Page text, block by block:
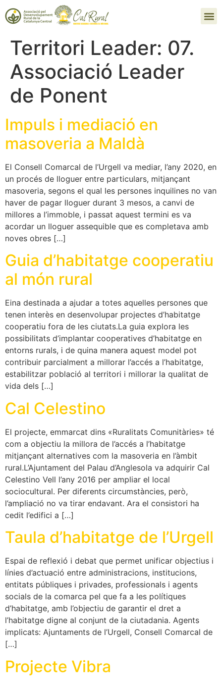
Territori Leader: 07.
Associació Leader
de Ponent
Impuls i mediació en
masoveria a Maldà
El Consell Comarcal de l’Urgell va mediar, l’any 2020, en
un procés de lloguer entre particulars, mitjançant
masoveria, segons el qual les persones inquilines no van
haver de pagar lloguer durant 3 mesos, a canvi de
millores a l’immoble, i passat aquest termini es va
acordar un lloguer assequible que es completava amb
noves obres […]
Guia d’habitatge cooperatiu
al món rural
Eina destinada a ajudar a totes aquelles persones que
tenen interès en desenvolupar projectes d’habitatge
cooperatiu fora de les ciutats.La guia explora les
possibilitats d’implantar cooperatives d’habitatge en
entorns rurals, i de quina manera aquest model pot
contribuir parcialment a millorar l’accés a l’habitatge,
estabilitzar població al territori i millorar la qualitat de
vida dels […]
Cal Celestino
El projecte, emmarcat dins «Ruralitats Comunitàries» té
com a objectiu la millora de l’accés a l’habitatge
mitjançant alternatives com la masoveria en l’àmbit
rural.L’Ajuntament del Palau d’Anglesola va adquirir Cal
Celestino Vell l’any 2016 per ampliar el local
sociocultural. Per diferents circumstàncies, però,
l’ampliació no va tirar endavant. Ara el consistori ha
cedit l’edifici a […]
Taula d’habitatge de l’Urgell
Espai de reflexió i debat que permet unificar objectius i
línies d’actuació entre administracions, institucions,
entitats públiques i privades, professionals i agents
socials de la comarca pel que fa a les polítiques
d’habitatge, amb l’objectiu de garantir el dret a
l’habitatge digne al conjunt de la ciutadania. Agents
implicats: Ajuntaments de l’Urgell, Consell Comarcal de
[…]
Projecte Vibra